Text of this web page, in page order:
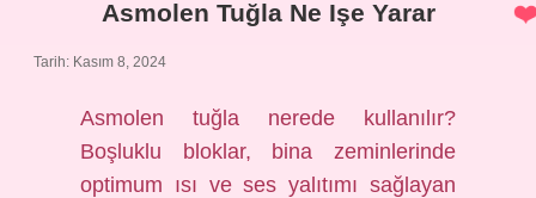
Asmolen Tuğla Ne Işe Yarar
Tarih: Kasım 8, 2024
Asmolen tuğla nerede kullanılır?
Boşluklu bloklar, bina zeminlerinde
optimum ısı ve ses yalıtımı sağlayan